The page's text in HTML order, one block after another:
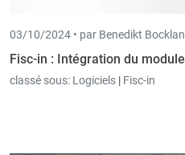
03/10/2024 • par Benedikt
Fisc-in : Intégration du
classé sous: Logiciels | Fisc-in